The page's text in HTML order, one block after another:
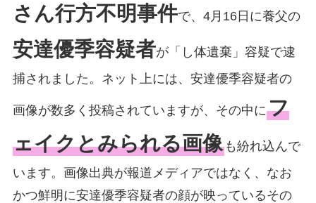
さん行方不明事件で、4月16日に養父の
安達優季容疑者が「し体遺棄」容疑で逮
捕されました。ネット上には、安達優季容疑者の
画像が数多く投稿されていますが、その中にフ
ェイクとみられる画像も紛れ込んで
います。画像出典が報道メディアではなく、なお
かつ鮮明に安達優季容疑者の顔が映っているその